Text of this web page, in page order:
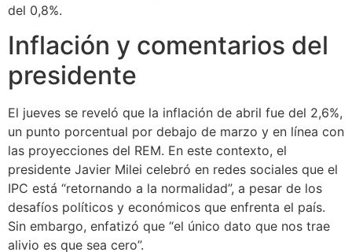
del 0,8%.
Inflación y comentarios del
presidente
El jueves se reveló que la inflación de abril fue del 2,6%,
un punto porcentual por debajo de marzo y en línea con
las proyecciones del REM. En este contexto, el
presidente Javier Milei celebró en redes sociales que el
IPC está “retornando a la normalidad”, a pesar de los
desafíos políticos y económicos que enfrenta el país.
Sin embargo, enfatizó que “el único dato que nos trae
alivio es que sea cero”.